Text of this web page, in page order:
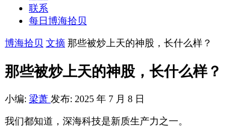
联系
每日博海拾贝
博海拾贝 文摘 那些被炒上天的神股，长什么样？
那些被炒上天的神股，长什么样？
小编: 梁萧 发布: 2025 年 7 月 8 日
我们都知道，深海科技是新质生产力之一。